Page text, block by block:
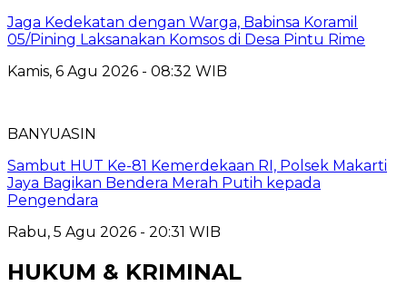
Jaga Kedekatan dengan Warga, Babinsa Koramil
05/Pining Laksanakan Komsos di Desa Pintu Rime
Kamis, 6 Agu 2026 - 08:32 WIB
BANYUASIN
Sambut HUT Ke-81 Kemerdekaan RI, Polsek Makarti
Jaya Bagikan Bendera Merah Putih kepada
Pengendara
Rabu, 5 Agu 2026 - 20:31 WIB
HUKUM & KRIMINAL